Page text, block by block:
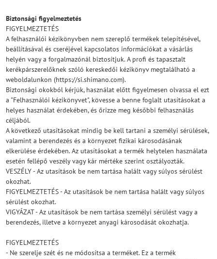
Biztonsági figyelmeztetés
FIGYELMEZTETÉS
A felhasználói kézikönyvben nem szereplő termékek telepítésével,
beállításával és cseréjével kapcsolatos információkat a vásárlás
helyén vagy a forgalmazónál biztosítjuk. A profi és tapasztalt
kerékpárszerelőknek szóló kereskedői kézikönyv megtalálható a
weboldalunkon (https://si.shimano.com).
Biztonsági okokból kérjük, használat előtt figyelmesen olvassa el ezt
a "Felhasználói kézikönyvet", kövesse a benne foglalt utasításokat a
helyes használat érdekében, és őrizze meg későbbi felhasználás
céljából.
A következő utasításokat mindig be kell tartani a személyi sérülések,
valamint a berendezés és a környezet fizikai károsodásának
elkerülése érdekében. Az utasításokat a termék helytelen használata
esetén fellépő veszély vagy kár mértéke szerint osztályozták.
VESZÉLY - Az utasítások be nem tartása halált vagy súlyos sérülést
okozhat.
FIGYELMEZTETÉS - Az utasítások be nem tartása halált vagy súlyos
sérülést okozhat.
VIGYÁZAT - Az utasítások be nem tartása személyi sérülést vagy a
berendezés, illetve a környezet anyagi károsodását okozhatja.
FIGYELMEZTETÉS
- Ne szerelje szét és ne módosítsa a terméket. Ez a termék